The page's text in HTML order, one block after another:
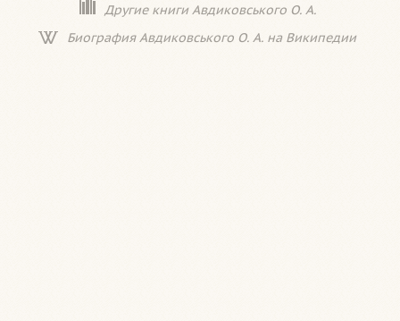
Другие книги Авдиковського О. А.
Биография Авдиковського О. А. на Википедии